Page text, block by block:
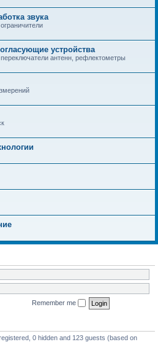
звука
устройства
антенн, рефлектометры
Remember me
0 hidden and 123 guests (based on